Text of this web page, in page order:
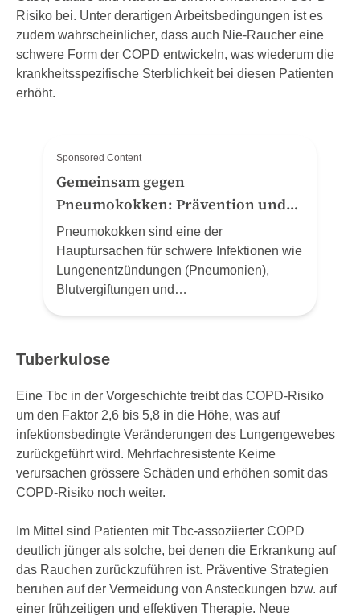
Risiko bei. Unter derartigen Arbeitsbedingungen ist es
zudem wahrscheinlicher, dass auch Nie-Raucher eine
schwere Form der COPD entwickeln, was wiederum die
krankheitsspezifische Sterblichkeit bei diesen Patienten
erhöht.
Sponsored Content
Gemeinsam gegen
Pneumokokken: Prävention und
Schutz zum Welt-Pneumonie-Tag
(12.11.24)
Pneumokokken sind eine der
Hauptursachen für schwere Infektionen wie
Lungenentzündungen (Pneumonien),
Blutvergiftungen und
Auswirkungen von Pneumokokken-
Präventionsmassnahmen aufmerksam zu
Tuberkulose
Eine Tbc in der Vorgeschichte treibt das COPD-Risiko
um den Faktor 2,6 bis 5,8 in die Höhe, was auf
infektionsbedingte Veränderungen des Lungengewebes
zurückgeführt wird. Mehrfachresistente Keime
verursachen grössere Schäden und erhöhen somit das
COPD-Risiko noch weiter.
Im Mittel sind Patienten mit Tbc-assoziierter COPD
deutlich jünger als solche, bei denen die Erkrankung auf
das Rauchen zurückzuführen ist. Präventive Strategien
beruhen auf der Vermeidung von Ansteckungen bzw. auf
einer frühzeitigen und effektiven Therapie. Neue